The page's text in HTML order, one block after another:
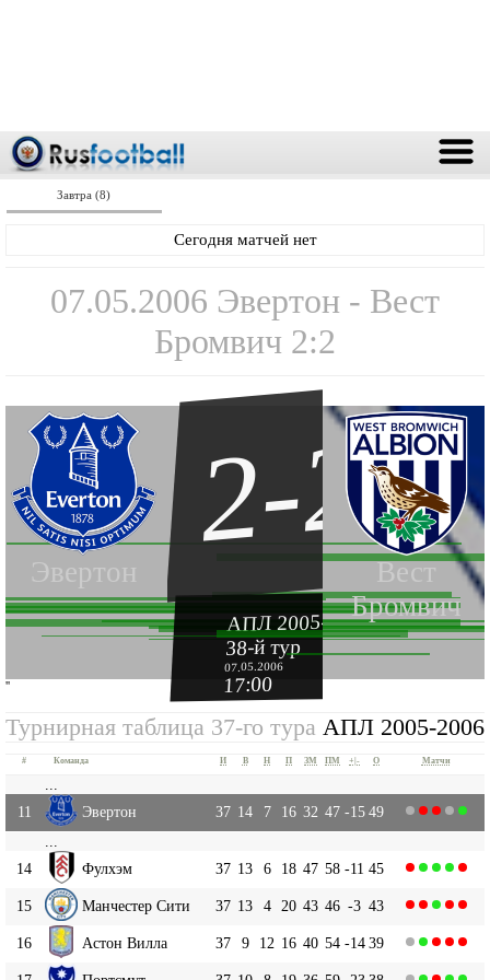
Завтра (8)
Сегодня матчей нет
07.05.2006 Эвертон - Вест
Бромвич 2:2
Эвертон
Вест
Бромвич
2-2
АПЛ 2005-2006
38-й тур
07.05.2006
17:00
''
Турнирная таблица 37-го тура АПЛ 2005-2006
# Команда И В Н П ЗМ ПМ +|- О Матчи
11
Эвертон 37 14 7 16 32 47 -15 49
14
Фулхэм 37 13 6 18 47 58 -11 45
15 Манчестер Сити 37 13 4 20 43 46 -3 43
16 Астон Вилла 37 9 12 16 40 54 -14 39